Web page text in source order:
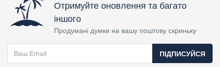
Отримуйте оновлення та багато
іншого
Продумані думки на вашу поштову скриньку
ПІДПИСУЙСЯ